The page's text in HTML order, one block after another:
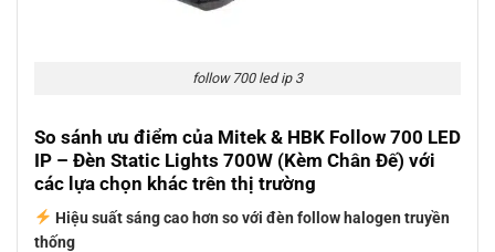
follow 700 led ip 3
So sánh ưu điểm của Mitek & HBK Follow 700 LED
IP – Đèn Static Lights 700W (Kèm Chân Đế) với
các lựa chọn khác trên thị trường
Hiệu suất sáng cao hơn so với đèn follow halogen truyền
thống